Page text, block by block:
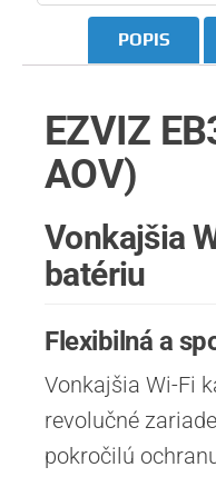
POPIS
EZVIZ
AOV)
Vonkajšia
batériu
Flexibilná a
Vonkajšia Wi-Fi
revolučné
pokročilú